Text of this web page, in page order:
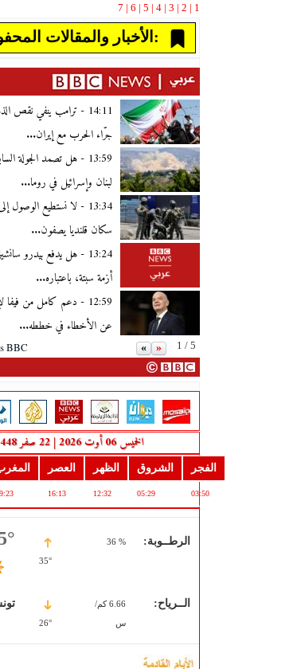
1 |
2 |
3 |
4 |
5 |
6 |
7
الأخبار والمقالات المحفوظة:
14:11 - ترامب ينفي نقص
جرّاء الحرب مع إيران...
13:59 - هل تصمد الجولة
لبنان وإسرائيل في روما...
13:34 - لا نستطيع الوصول إلى
سكان قلنديا يصفون...
13:24 - هل يدفع بيدرو
أزمة سبتة، باعتباره...
12:59 -
دعم كامل من فيفا
عن الأخطاء في خططه...
« » 1 / 5
BBC
الخميس 06 أوت 2026 | 22 صفر 1448
العصر الظهر الشروق الفجر
16:13 12:32 05:29 03:50
الرطــوبة:
% 36
35°
الــرياح:
6.66 كم/
س
26°